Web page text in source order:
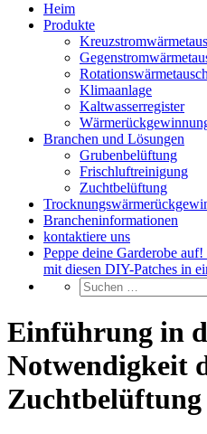
Heim
Produkte
Klimaanlage
Kaltwasserregister
Branchen und Lösungen
Grubenbelüftung
Frischluftreinigung
Zuchtbelüftung
Brancheninformationen
kontaktiere uns
Peppe deine Garderobe
mit diesen DIY-Patches in
Einführung in
Notwendigkeit
Zuchtbelüftung